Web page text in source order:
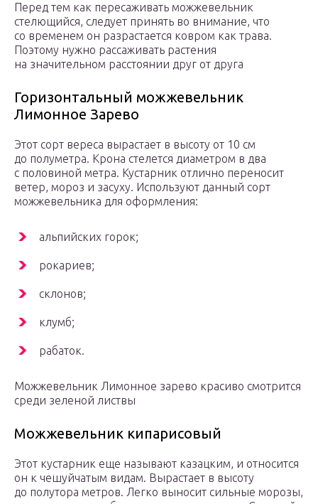
Перед тем как пересаживать можжевельник
стелющийся, следует принять во внимание, что
со временем он разрастается ковром как трава.
Поэтому нужно рассаживать растения
на значительном расстоянии друг от друга
Горизонтальный можжевельник
Лимонное Зарево
Этот сорт вереса вырастает в высоту от 10 см
до полуметра. Крона стелется диаметром в два
с половиной метра. Кустарник отлично переносит
ветер, мороз и засуху. Используют данный сорт
можжевельника для оформления:
альпийских горок;
рокариев;
склонов;
клумб;
рабаток.
Можжевельник Лимонное зарево красиво смотрится
среди зеленой листвы
Можжевельник кипарисовый
Этот кустарник еще называют казацким, и относится
он к чешуйчатым видам. Вырастает в высоту
до полутора метров. Легко выносит сильные морозы,